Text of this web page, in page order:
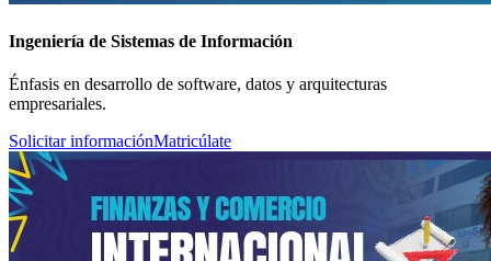
Ingeniería de Sistemas de Información
Énfasis en desarrollo de software, datos y arquitecturas
empresariales.
Solicitar informaciónMatricúlate